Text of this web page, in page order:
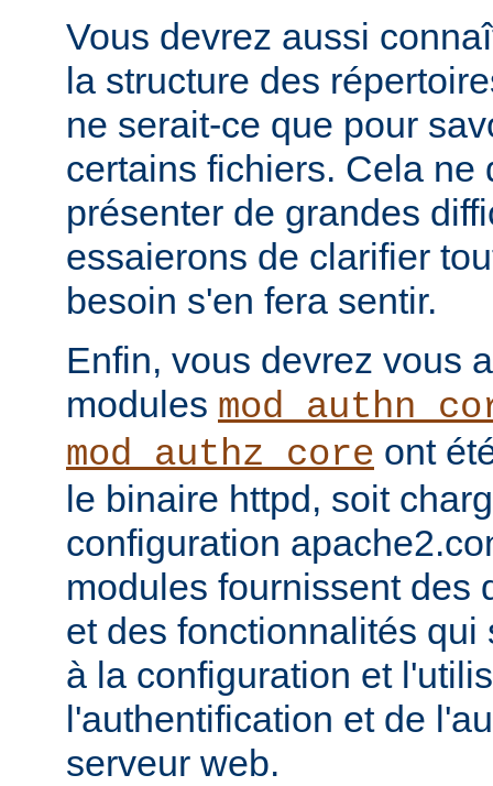
Vous devrez aussi
la structure des
ne serait-ce que pour
certains fichiers. Cela ne
présenter de grandes
essaierons de clarifier
besoin s'en fera sentir.
Enfin, vous devrez vous
modules
mod_authz_core ont
le binaire httpd, soit
configuration
modules fournissent des
et des fonctionnalités
à la configuration et
l'authentification et de
serveur web.